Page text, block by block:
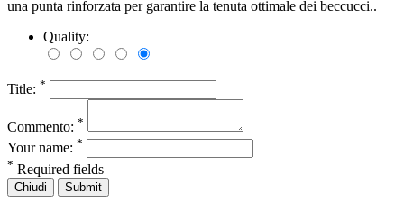
una punta rinforzata per garantire la tenuta ottimale dei beccucci..
Quality:
Title: *
Commento: *
Your name: *
* Required fields
Chiudi Submit